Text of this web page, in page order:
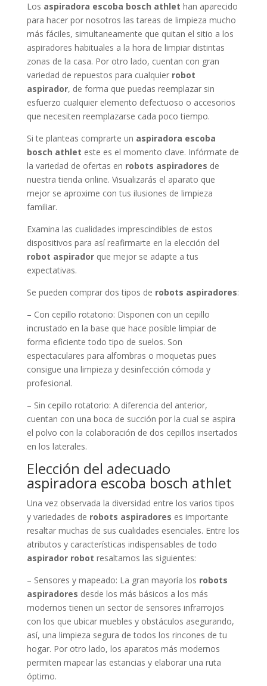
Los aspiradora escoba bosch athlet han aparecido
para hacer por nosotros las tareas de limpieza mucho
más fáciles, simultaneamente que quitan el sitio a los
aspiradores habituales a la hora de limpiar distintas
zonas de la casa. Por otro lado, cuentan con gran
variedad de repuestos para cualquier robot
aspirador, de forma que puedas reemplazar sin
esfuerzo cualquier elemento defectuoso o accesorios
que necesiten reemplazarse cada poco tiempo.
Si te planteas comprarte un aspiradora escoba
bosch athlet este es el momento clave. Infórmate de
la variedad de ofertas en robots aspiradores de
nuestra tienda online. Visualizarás el aparato que
mejor se aproxime con tus ilusiones de limpieza
familiar.
Examina las cualidades imprescindibles de estos
dispositivos para así reafirmarte en la elección del
robot aspiradorque mejor se adapte a tus
expectativas.
Se pueden comprar dos tipos de robots aspiradores:
– Con cepillo rotatorio: Disponen con un cepillo
incrustado en la base que hace posible limpiar de
forma eficiente todo tipo de suelos. Son
espectaculares para alfombras o moquetas pues
consigue una limpieza y desinfección cómoda y
profesional.
– Sin cepillo rotatorio: A diferencia del anterior,
cuentan con una boca de succión por la cual se aspira
el polvo con la colaboración de dos cepillos insertados
en los laterales.
Elección del adecuado
aspiradora escoba bosch athlet
Una vez observada la diversidad entre los varios tipos
y variedades de robots aspiradores es importante
resaltar muchas de sus cualidades esenciales. Entre los
atributos y características indispensables de todo
aspirador robot resaltamos las siguientes:
– Sensores y mapeado: La gran mayoría los robots
aspiradores desde los más básicos a los más
modernos tienen un sector de sensores infrarrojos
con los que ubicar muebles y obstáculos asegurando,
así, una limpieza segura de todos los rincones de tu
hogar. Por otro lado, los aparatos más modernos
permiten mapear las estancias y elaborar una ruta
óptimo.